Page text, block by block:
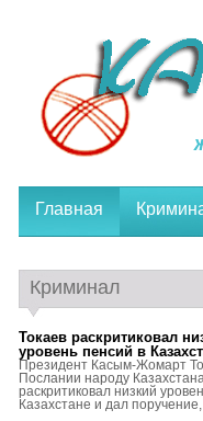
Главная
Криминал
Токаев раскритиковал
уровень пенсий в
Президент Касым-Жомарт
Послании народу
раскритиковал низкий
Казахстане и дал